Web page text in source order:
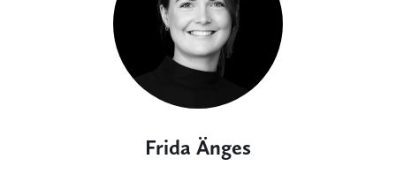
Frida Änges